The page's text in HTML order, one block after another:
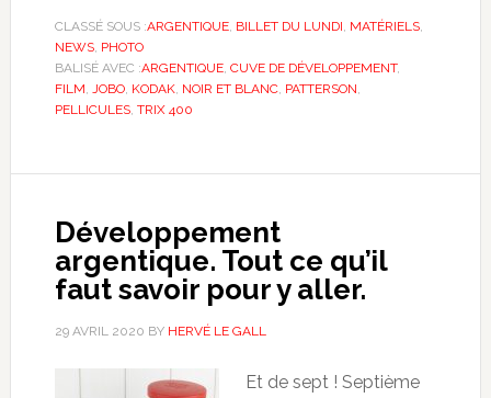
CLASSÉ SOUS :ARGENTIQUE, BILLET DU LUNDI MATÉRIELS,
NEWS, PHOTO
BALISÉ AVEC :ARGENTIQUE, CUVE DE DÉVELOPPEMENT,
FILM
JOBO, KODAK, NOIR ET BLANC, PATTERSON
PELLICULES, TRIX 400
Développement
argentique. Tout ce qu’il
faut savoir pour y aller.
29 AVRIL 2020 BY HERVÉ LE GALL
Et de sept ! Septième